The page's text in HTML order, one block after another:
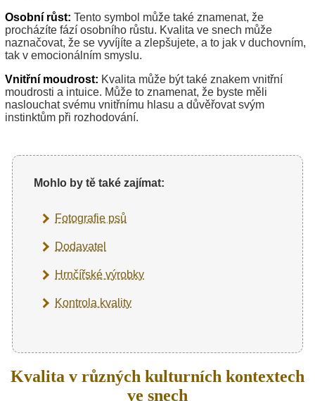
Osobní růst: Tento symbol může také znamenat, že
procházíte fází osobního růstu. Kvalita ve snech může
naznačovat, že se vyvíjíte a zlepšujete, a to jak v duchovním,
tak v emocionálním smyslu.
Vnitřní moudrost: Kvalita může být také znakem vnitřní
moudrosti a intuice. Může to znamenat, že byste měli
naslouchat svému vnitřnímu hlasu a důvěřovat svým
instinktům při rozhodování.
Mohlo by tě také zajímat:
Fotografie psů
Dodavatel
Hrnčířské výrobky
Kontrola kvality
Kvalita v různých kulturních kontextech
ve snech